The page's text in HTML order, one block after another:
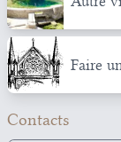
Faire
Contacts